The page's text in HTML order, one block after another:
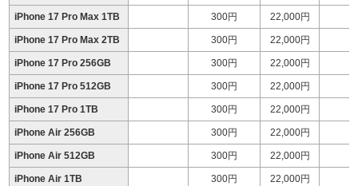
iPhone 17 Pro Max 1TB 300円 22,000円
iPhone 17 Pro Max 2TB 300円 22,000円
iPhone 17 Pro 256GB 300円 22,000円
iPhone 17 Pro 512GB 300円 22,000円
iPhone 17 Pro 1TB 300円 22,000円
iPhone Air 256GB 300円 22,000円
iPhone Air 512GB 300円 22,000円
iPhone Air 1TB 300円 22,000円